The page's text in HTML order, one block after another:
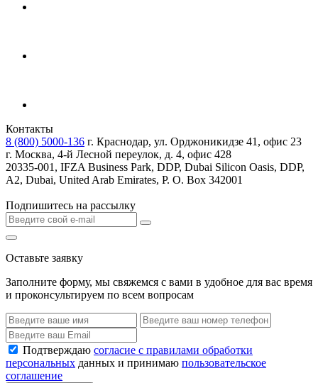
Контакты
8 (800) 5000-136 г. Краснодар, ул. Орджоникидзе 41, офис 23
г. Москва, 4-й Лесной переулок, д. 4, офис 428
20335-001, IFZA Business Park, DDP, Dubai Silicon Oasis, DDP,
A2, Dubai, United Arab Emirates, P. O. Box 342001
Подпишитесь на рассылку
Оставьте заявку
Заполните форму, мы свяжемся с вами в удобное для вас время
и проконсультируем по всем вопросам
Подтверждаю согласие с правилами обработки
персональных данных и принимаю пользовательское
соглашение